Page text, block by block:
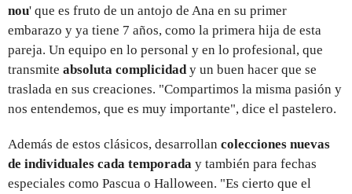
nou' que es fruto de un antojo de Ana en su primer
embarazo y ya tiene 7 años, como la primera hija de esta
pareja. Un equipo en lo personal y en lo profesional, que
transmite absoluta complicidady un buen hacer que se
traslada en sus creaciones. "Compartimos la misma pasión y
nos entendemos, que es muy importante", dice el pastelero.
Además de estos clásicos, desarrollan colecciones nuevas
de individuales cada temporada y también para fechas
especiales como Pascua o Halloween. "Es cierto que el